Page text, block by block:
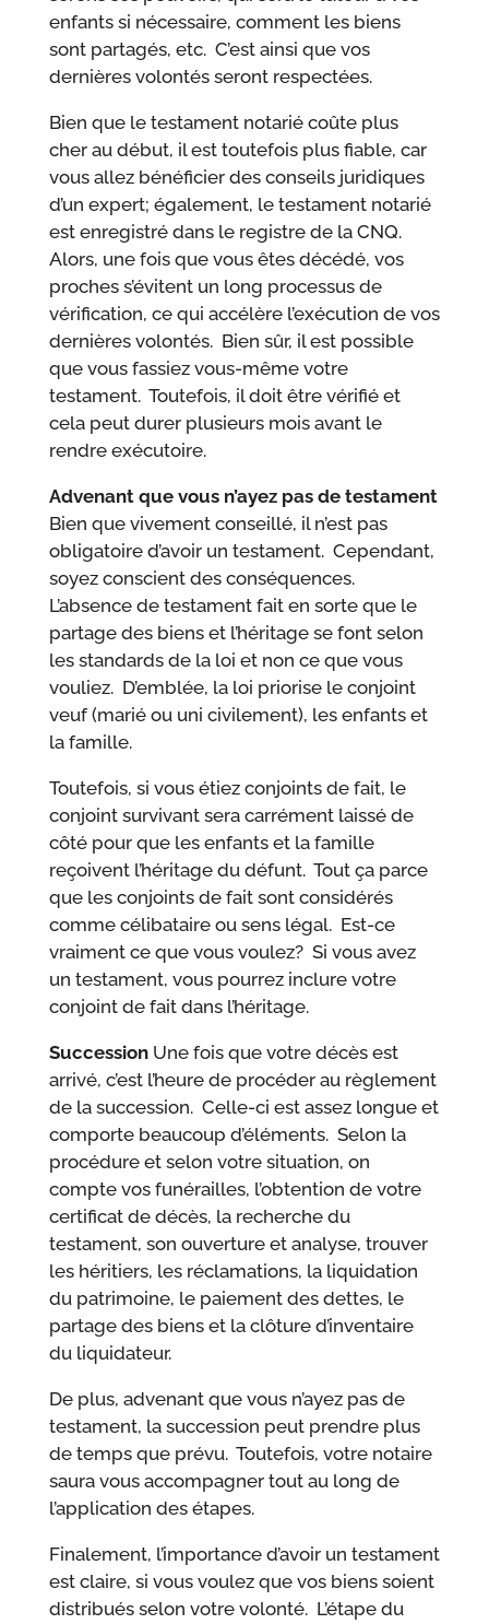
enfants si nécessaire, comment les biens
sont partagés, etc. C’est ainsi que vos
dernières volontés seront respectées.
Bien que le testament notarié coûte plus
cher au début, il est toutefois plus fiable, car
vous allez bénéficier des conseils juridiques
d’un expert; également, le testament notarié
est enregistré dans le registre de la CNQ.
Alors, une fois que vous êtes décédé, vos
proches s’évitent un long processus de
vérification, ce qui accélère l’exécution de vos
dernières volontés. Bien sûr, il est possible
que vous fassiez vous-même votre
testament. Toutefois, il doit être vérifié et
cela peut durer plusieurs mois avant le
rendre exécutoire.
Advenant que vous n’ayez pas de testament
Bien que vivement conseillé, il n’est pas
obligatoire d’avoir un testament. Cependant,
soyez conscient des conséquences.
L’absence de testament fait en sorte que le
partage des biens et l’héritage se font selon
les standards de la loi et non ce que vous
vouliez. D’emblée, la loi priorise le conjoint
veuf (marié ou uni civilement), les enfants et
la famille.
Toutefois, si vous étiez conjoints de fait, le
conjoint survivant sera carrément laissé de
côté pour que les enfants et la famille
reçoivent l’héritage du défunt. Tout ça parce
que les conjoints de fait sont considérés
comme célibataire ou sens légal. Est-ce
vraiment ce que vous voulez? Si vous avez
un testament, vous pourrez inclure votre
conjoint de fait dans l’héritage.
Succession Une fois que votre décès est
arrivé, c’est l’heure de procéder au règlement
de la succession. Celle-ci est assez longue et
comporte beaucoup d’éléments. Selon la
procédure et selon votre situation, on
compte vos funérailles, l’obtention de votre
certificat de décès, la recherche du
testament, son ouverture et analyse, trouver
les héritiers, les réclamations, la liquidation
du patrimoine, le paiement des dettes, le
partage des biens et la clôture d’inventaire
du liquidateur.
De plus, advenant que vous n’ayez pas de
testament, la succession peut prendre plus
de temps que prévu. Toutefois, votre notaire
saura vous accompagner tout au long de
l’application des étapes.
Finalement, l’importance d’avoir un testament
est claire, si vous voulez que vos biens soient
distribués selon votre volonté. L’étape du